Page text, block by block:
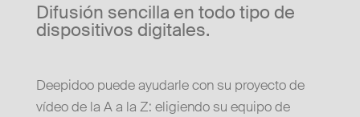
Difusión sencilla en todo tipo de
dispositivos digitales.
Deepidoo puede ayudarle con su proyecto de
vídeo de la A a la Z: eligiendo su equipo de